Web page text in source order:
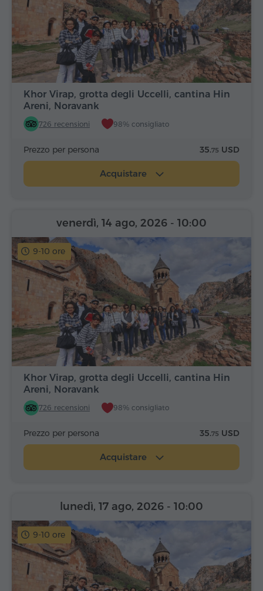
Khor Virap, grotta degli Uccelli, cantina Hin
Areni, Noravank
726 recensioni 98% consigliato
Prezzo per persona 35.75 USD
Acquistare
9-10 ore
Khor Virap, grotta degli Uccelli, cantina Hin
Areni, Noravank
726 recensioni 98% consigliato
venerdì, 14 ago, 2026 - 10:00
Prezzo per persona 35.75 USD
Acquistare
9-10 ore
lunedì, 17 ago, 2026 - 10:00